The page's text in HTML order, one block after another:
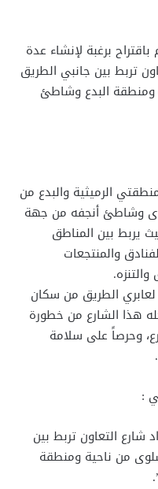
برغبة لإنشاء عدة
تربط بين جانبي الطريق
ومنطقة البدع وشاطئ
الرميثية والبدع من
وشاطئ أنجفه من جهة
يربط بين المناطق
والمنتجعات
لعابري الطريق من سكان
هذا الشارع من خطورة
وحرصاً على سلامة
:
التعاون تربط بين
من ناحية ومنطقة